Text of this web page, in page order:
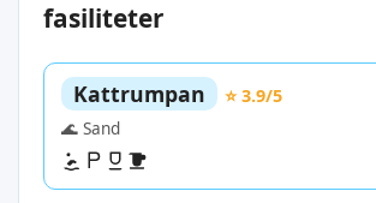
fasiliteter
Kattrumpan
⭐ 3.9/5
🌊 Sand